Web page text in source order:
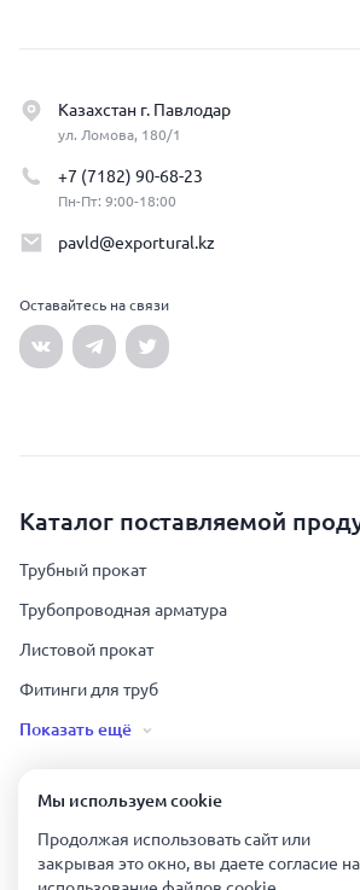
Казахстан г. Павлодар
ул. Ломова, 180/1
+7 (7182) 90-68-23
Пн-Пт: 9:00-18:00
pavld@exportural.kz
Оставайтесь на связи
Каталог поставляемой
Трубный прокат
Трубопроводная арматура
Листовой прокат
Фитинги для труб
Показать ещё
Урал Тех Экспорт — Казахстан © 2019-
Все права защищены. Копирование
Мы используем сookie
Продолжая использовать сайт или
закрывая это окно, вы даете согласие на